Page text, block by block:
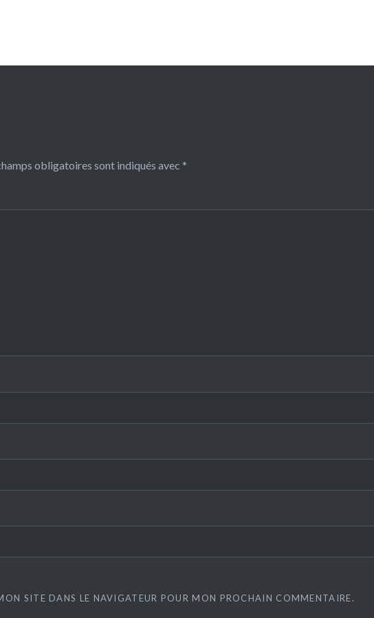
obligatoires sont indiqués avec *
SITE DANS LE NAVIGATEUR POUR MON PROCHAIN COMMENTAIRE.